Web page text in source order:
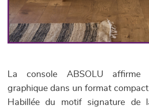
La console ABSOLU affirme
graphique dans un format
Habillée du motif signature de